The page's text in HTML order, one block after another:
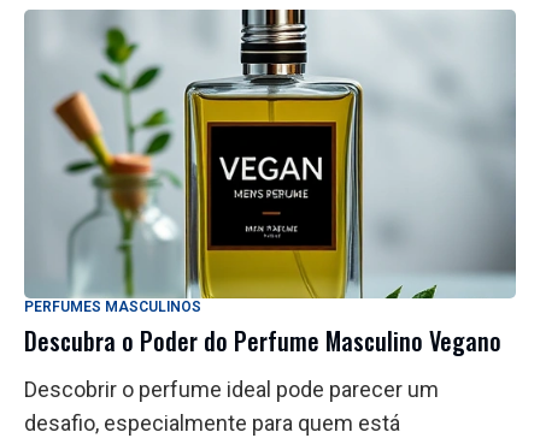
PERFUMES MASCULINOS
Descubra o Poder do Perfume Masculino Vegano
Descobrir o perfume ideal pode parecer um
desafio, especialmente para quem está